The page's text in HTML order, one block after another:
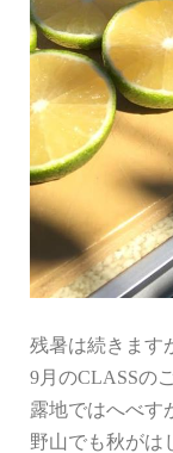
残暑は続きます
9月のCLASSの
露地ではへべす
野山でも秋がは